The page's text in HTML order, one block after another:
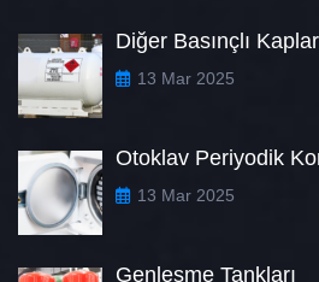
Diğer Basınçlı Kaplar
13 Mar 2025
Otoklav Periyodik
13 Mar 2025
Genleşme Tankları